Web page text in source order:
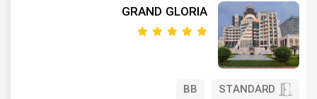
GRAND GLORIA
STANDARD
BB